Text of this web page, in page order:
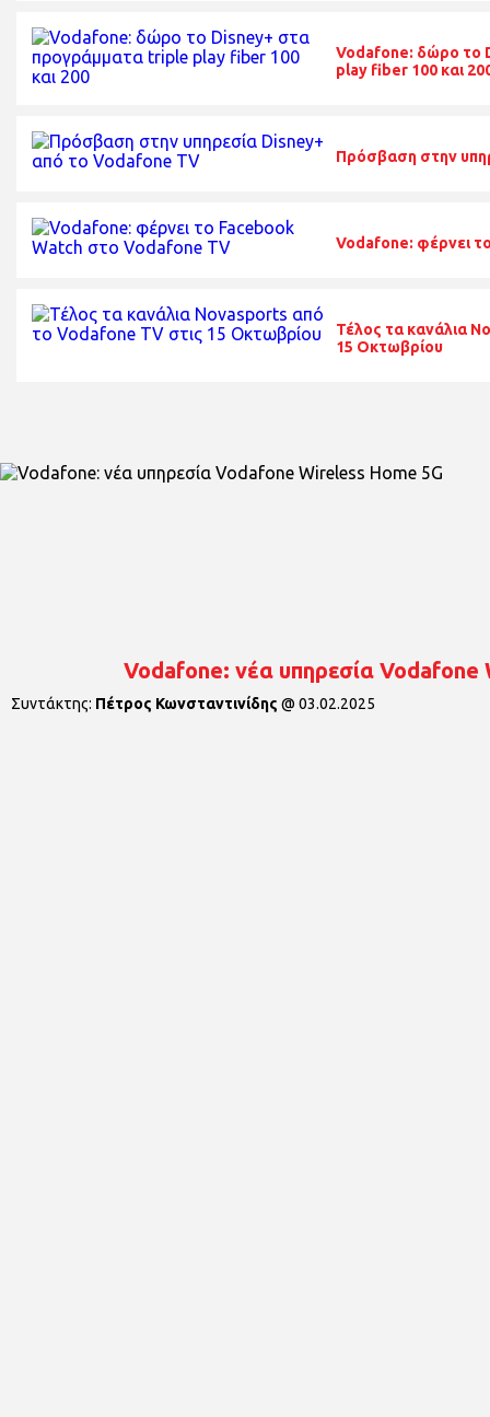
Vodafone: δώρο το
play fiber 100 και
Πρόσβαση στην
Vodafone: φέρνει
Τέλος τα κανάλια
15 Οκτωβρίου
Vodafone: νέα υπηρεσία Vodafone
Συντάκτης: Πέτρος Κωνσταντινίδης @ 03.02.2025